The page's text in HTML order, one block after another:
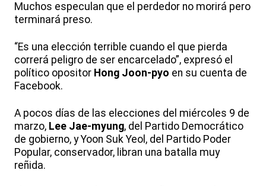
Muchos especulan que el perdedor no morirá pero
terminará preso.
“Es una elección terrible cuando el que pierda
correrá peligro de ser encarcelado”, expresó el
político opositor Hong Joon-pyo en su cuenta de
Facebook.
A pocos días de las elecciones del miércoles 9 de
marzo, Lee Jae-myung, del Partido Democrático
de gobierno, y Yoon Suk Yeol, del Partido Poder
Popular, conservador, libran una batalla muy
reñida.